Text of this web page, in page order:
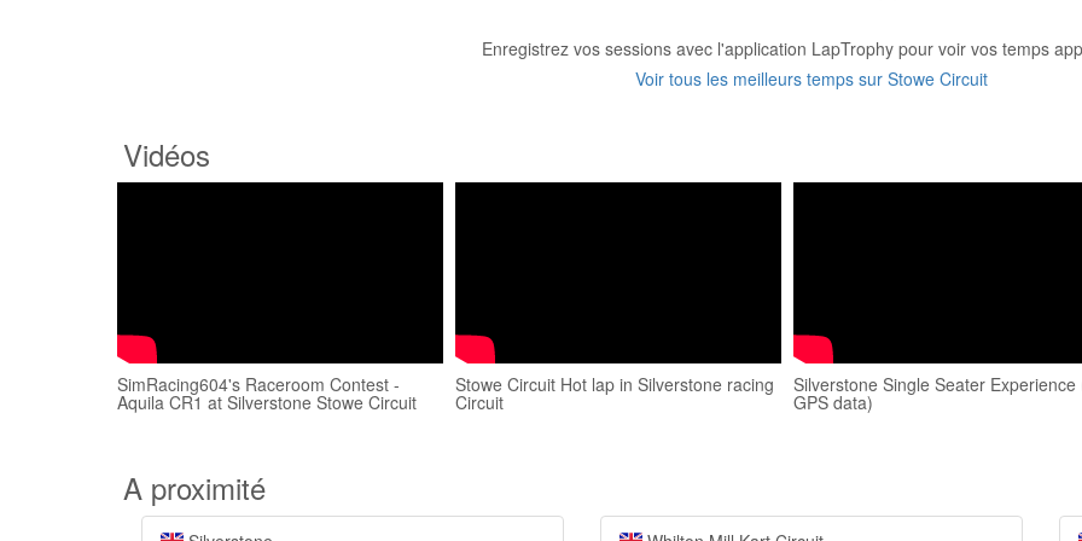
Enregistrez vos sessions avec l'application LapTrophy pour voir vos temps
Voir tous les meilleurs temps sur Stowe Circuit
Vidéos
SimRacing604's Raceroom Contest -
Aquila CR1 at Silverstone Stowe Circuit
Stowe Circuit Hot lap in Silverstone racing
Circuit
Silverstone Single Seater Experience
GPS data)
A proximité